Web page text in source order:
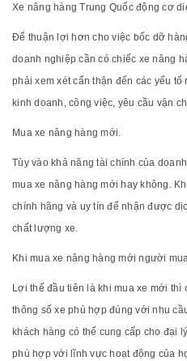
Xe nâng hàng Trung Quốc động cơ
Để thuận lợi hơn cho việc bốc dỡ
doanh nghiệp cần có chiếc xe nâng
phải xem xét cẩn thận đến các yếu
kinh doanh, công việc, yêu cầu vận
Mua xe nâng hàng mới.
Tùy vào khả năng tài chính của
mua xe nâng hàng mới hay không.
chính hãng và uy tín để nhận được
chất lượng xe.
Khi mua xe nâng hàng mới người
Lợi thế đầu tiên là khi mua xe mới
thông số xe phù hợp đúng với nhu
khách hàng có thể cung cấp cho đại
phù hợp với lĩnh vực hoạt động của